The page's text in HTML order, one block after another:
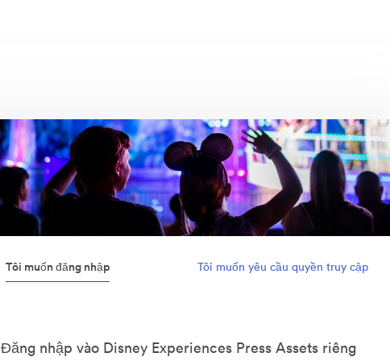
Tôi muốn đăng nhập Tôi muốn yêu cầu quyền truy cập
Đăng nhập vào Disney Experiences Press Assets riêng